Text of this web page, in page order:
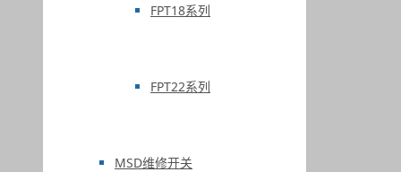
FPT18系列
FPT22系列
MSD维修开关